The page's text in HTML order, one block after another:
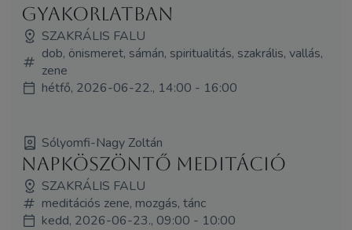
gyakorlatban
SZAKRÁLIS FALU
dob, önismeret, sámán, spiritualitás, szakrális, vallás,
zene
hétfő, 2026-06-22., 14:00 - 16:00
Sólyomfi-Nagy Zoltán
Napköszöntő meditáció
SZAKRÁLIS FALU
meditációs zene, mozgás, tánc
kedd, 2026-06-23., 09:00 - 10:00